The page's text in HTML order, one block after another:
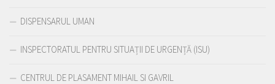
DISPENSARUL UMAN
INSPECTORATUL PENTRU SITUAȚII DE URGENȚĂ (ISU)
CENTRUL DE PLASAMENT MIHAIL SI GAVRIL